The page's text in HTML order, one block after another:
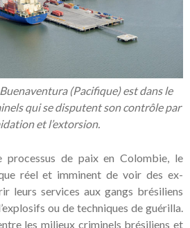
(Pacifique) est dans le
qui se disputent son contrôle par
et l’extorsion.
processus de paix en Colombie, le
réel et imminent de voir des ex-
leurs services aux gangs brésiliens
ou de techniques de guérilla.
les milieux criminels brésiliens et